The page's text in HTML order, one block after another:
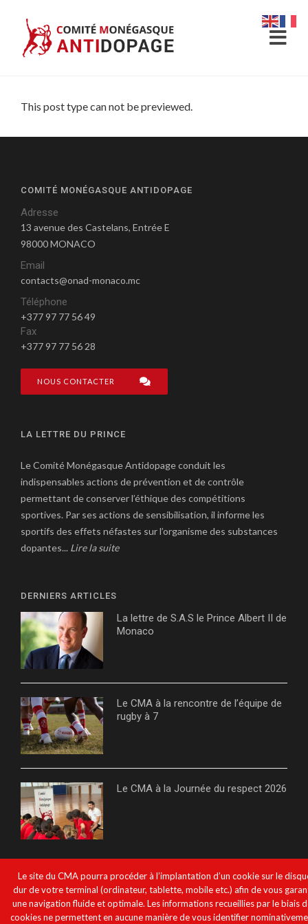
This post type can not be previewed.
COMITÉ MONÉGASQUE ANTIDOPAGE
Adresse
13 avenue des Castelans, Entrée E
98000 MONACO
Email
contacts@onad-monaco.mc
Téléphone
+377 97 77 56 49
Fax
+377 97 77 56 28
NOUS CONTACTER
LA LETTRE DU PRINCE
Le Comité Monégasque Antidopage conduit les
indispensables actions de prévention et de contrôle
permettant de conserver l’éthique des compétitions
sportives. Par ses actions de sensibilisation, il informe les
sportifs des effets néfastes sur l’organisme des substances
dopantes... Lire la suite
DERNIERS ARTICLES
La lettre de S.A.S le Prince Albert II de
Monaco
Le CMA à la rencontre de l’équipe de
rugby à 7
Le CMA à la Journée du respect 2026
NOS PARTENAIRES
Agence mondiale antidopage
Le site du CMA pourra procéder à l’implantation d’un cookie sur le
dur de votre terminal (ordinateur, tablette, mobile etc.) afin de vous
une navigation fluide et optimale. Les informations recueillies par le biais
cookies ne permettent en aucune manière de vous identifier